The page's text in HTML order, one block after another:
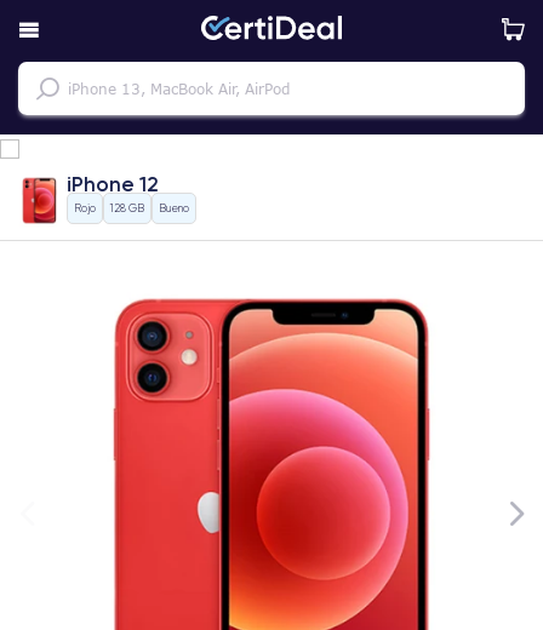
iPhone 12
Rojo 128 GB Bueno